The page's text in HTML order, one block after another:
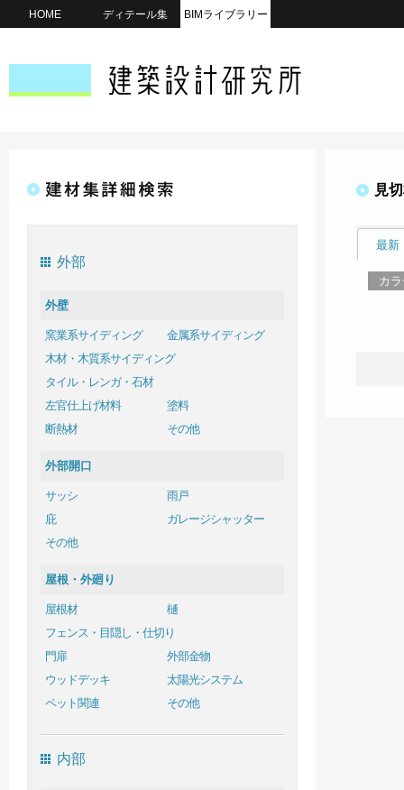
HOME ディテール集 BIMライブラリー
外部
外壁
窯業系サイディング
金属系サイディング
木材・木質系サイディング
タイル・レンガ・石材
左官仕上げ材料
塗料
断熱材
その他
外部開口
サッシ
雨戸
庇
ガレージシャッター
その他
屋根・外廻り
屋根材
樋
フェンス・目隠し・仕切り
門扉
外部金物
ウッドデッキ
太陽光システム
ペット関連
その他
内部
見
最新
カ